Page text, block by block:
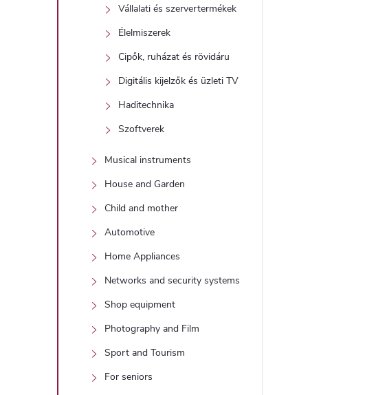
Vállalati és szervertermékek
Élelmiszerek
Cipők, ruházat és rövidáru
Digitális kijelzők és üzleti TV
Haditechnika
Szoftverek
Musical instruments
House and Garden
Child and mother
Automotive
Home Appliances
Networks and security systems
Shop equipment
Photography and Film
Sport and Tourism
For seniors